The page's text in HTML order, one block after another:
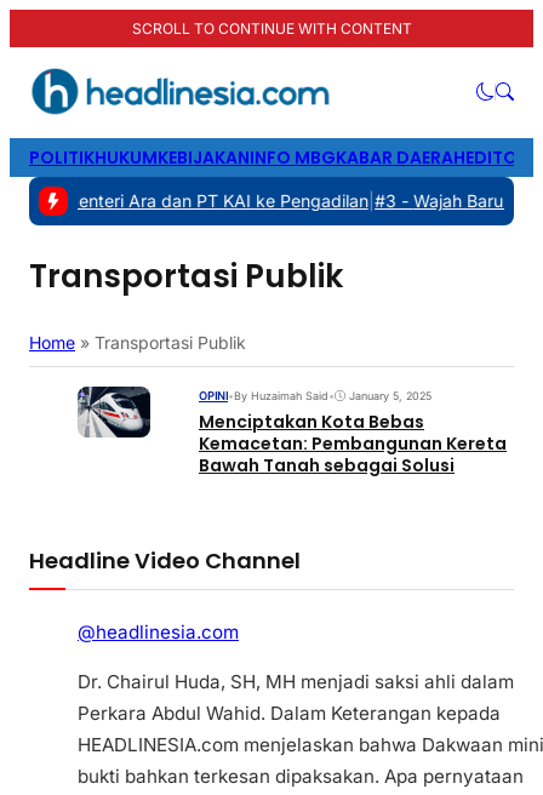
SCROLL TO CONTINUE WITH CONTENT
POLITIKHUKUMKEBIJAKANINFO MBGKABAR DAERAH
Menteri Ara dan PT KAI ke Pengadilan|#3 -Wajah Baru
Transportasi Publik
Home » Transportasi Publik
OPINI•By Huzaimah Said• January 5, 2025
Menciptakan Kota Bebas
Kemacetan: Pembangunan Kereta
Bawah Tanah sebagai Solusi
Headline Video Channel
@headlinesia.com
Dr. Chairul Huda, SH, MH menjadi saksi ahli dalam
Perkara Abdul Wahid. Dalam Keterangan kepada
HEADLINESIA.com menjelaskan bahwa Dakwaan
bukti bahkan terkesan dipaksakan. Apa pernyataan